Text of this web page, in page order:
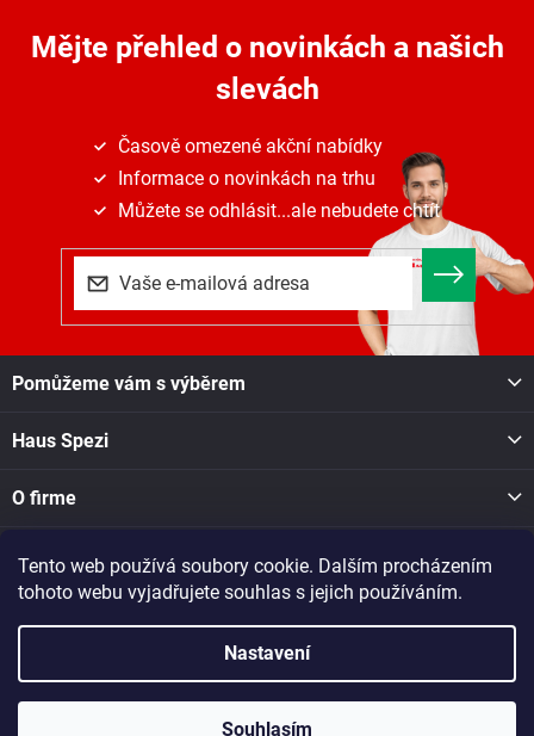
Tento web používá soubory cookie. Dalším procházením
tohoto webu vyjadřujete souhlas s jejich používáním.
Nastavení
Souhlasím
Při nákupu v naší pobočce v Novém Městě na Moravě, Soškova
1550, se o dostupnosti zboží informujte na tel. čísle: 605 028 731
Mějte přehled o novinkách a našich
slevách
Časově omezené akční nabídky
Informace o novinkách na trhu
Můžete se odhlásit...ale nebudete chtít
Pomůžeme vám s výběrem
Haus Spezi
O firme
Facebook